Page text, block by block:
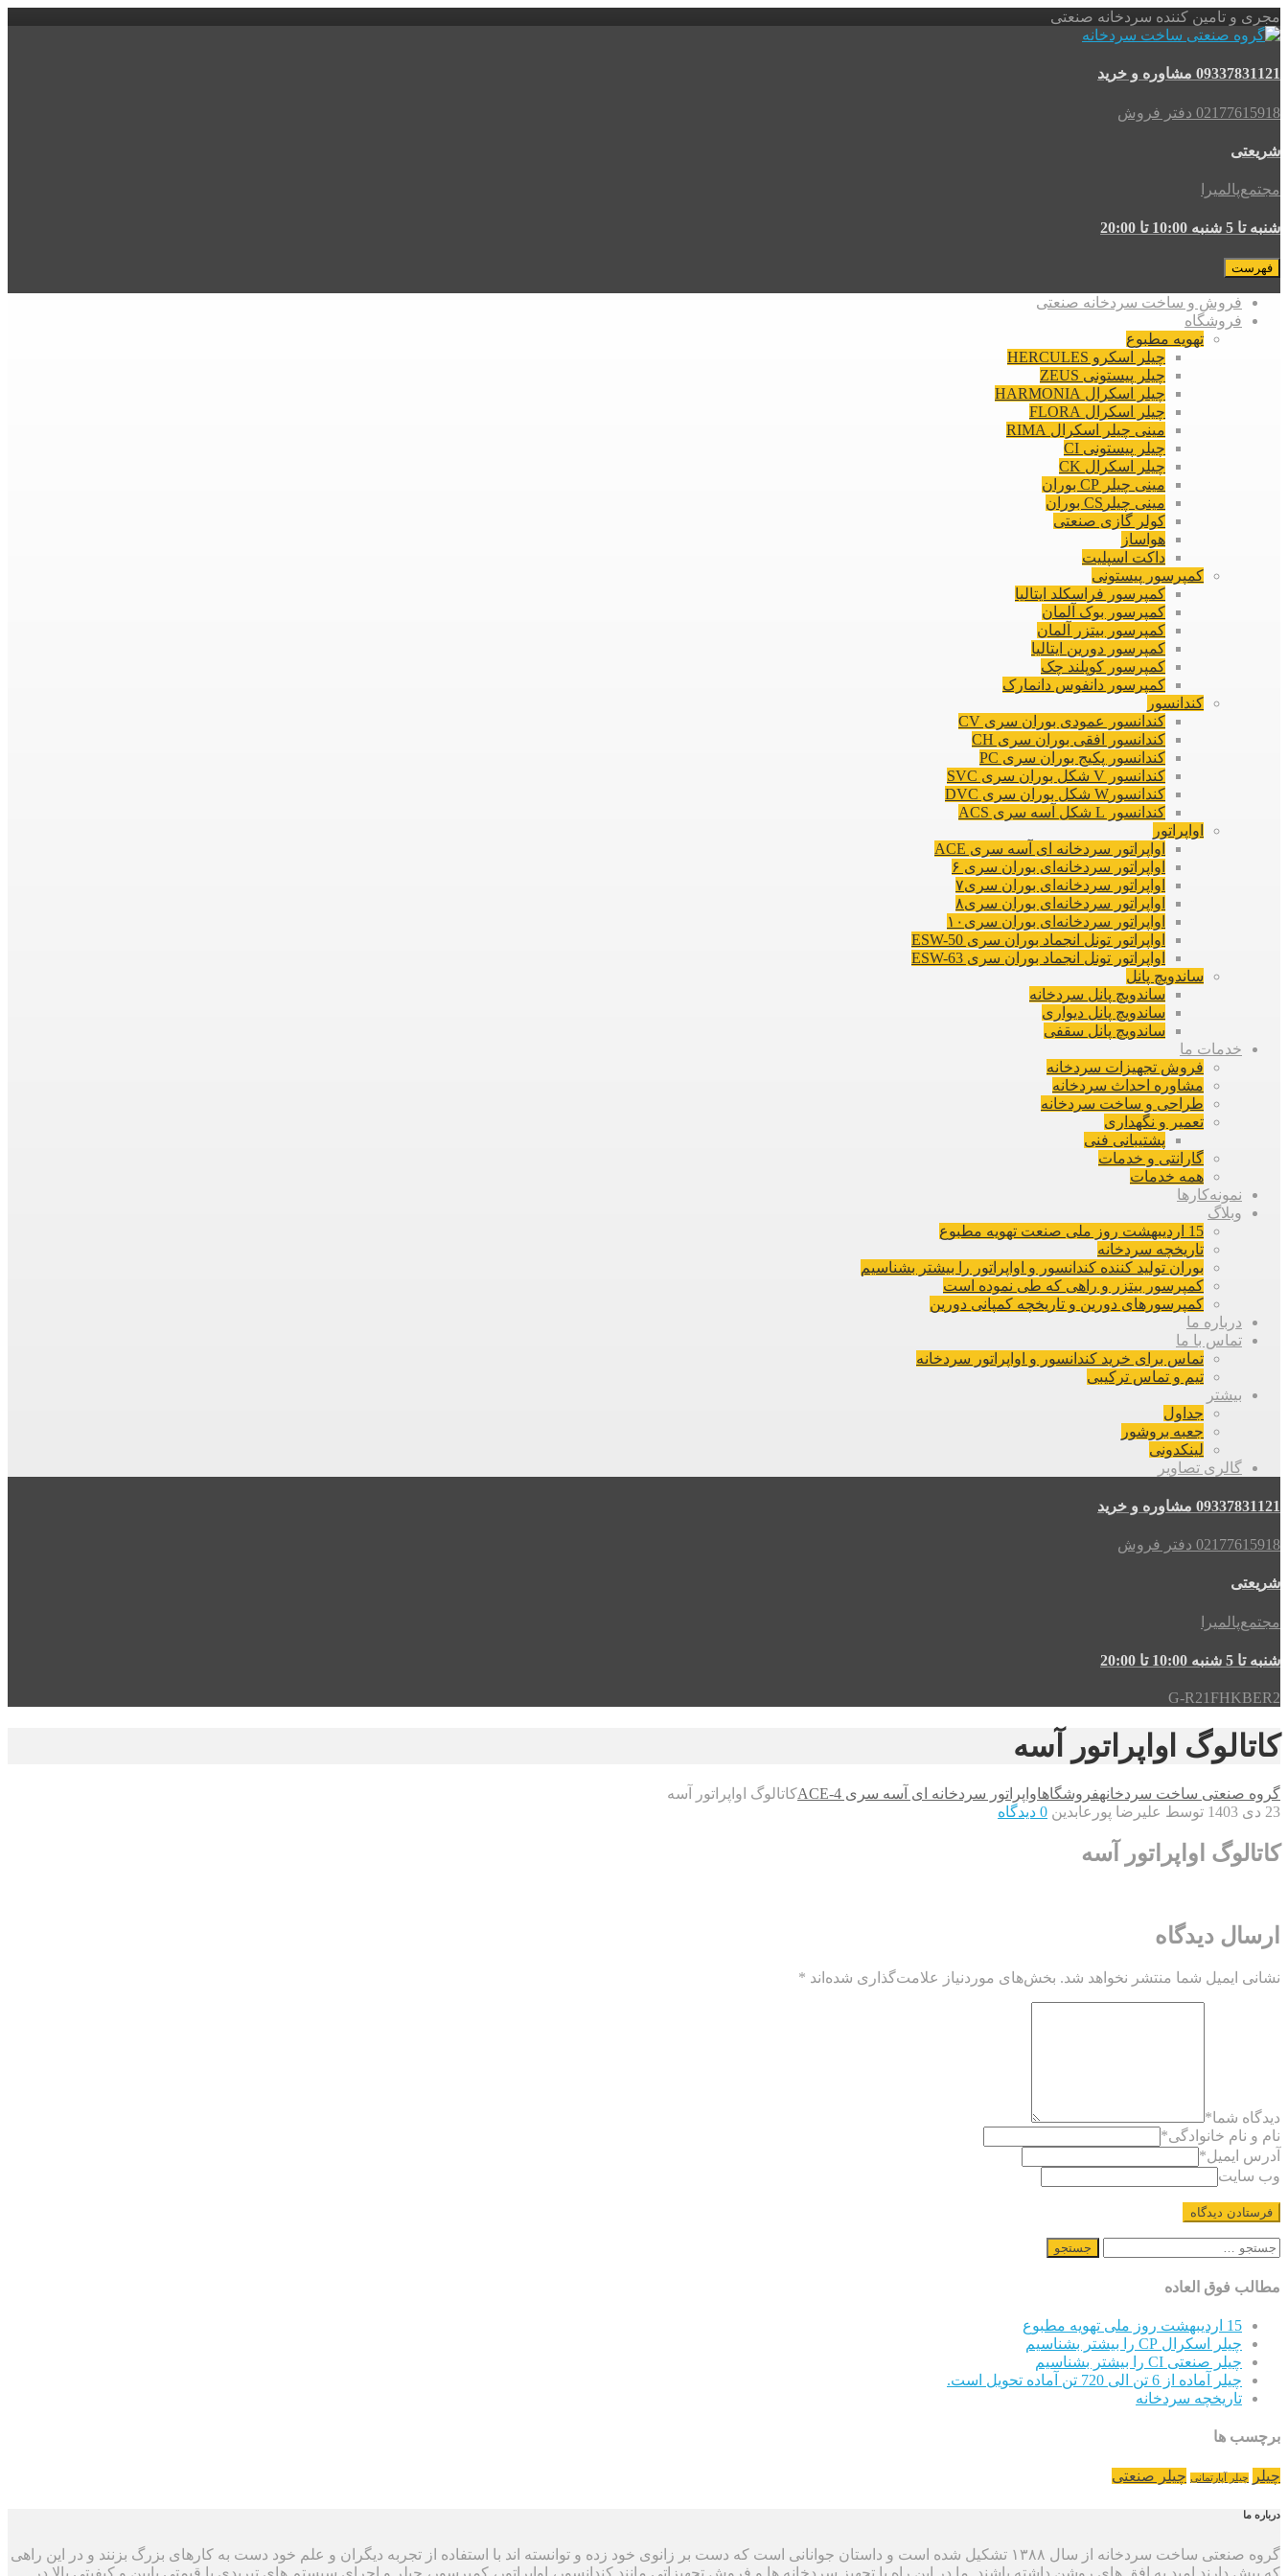
مجری و تامین کننده سردخانه صنعتی
09337831121 مشاوره و خرید
02177615918 دفتر فروش
شریعتی
مجتمع‌پالمیرا
شنبه تا 5 شنبه 10:00 تا 20:00
فهرست
فروش و ساخت سردخانه صنعتی
فروشگاه
تهویه مطبوع
چیلر اسکرو HERCULES
چیلر پیستونی ZEUS
چیلر اسکرال HARMONIA
چیلر اسکرال FLORA
مینی چیلر اسکرال RIMA
چیلر پیستونی CI
چیلر اسکرال CK
مینی چیلر CP بوران
مینی چیلرCS بوران
کولر گازی صنعتی
هواساز
داکت اسپلیت
کمپرسور پیستونی
کمپرسور فراسکلد ایتالیا
کمپرسور بوک آلمان
کمپرسور بیتزر آلمان
کمپرسور دورین ایتالیا
کمپرسور کوپلند چک
کمپرسور دانفوس دانمارک
کندانسور
کندانسور عمودی بوران سری CV
کندانسور افقی بوران سری CH
کندانسور پکیج بوران سری PC
کندانسور V شکل بوران سری SVC
کندانسورW شکل بوران سری DVC
کندانسور L شکل آسه سری ACS
اواپراتور
اواپراتور سردخانه ای آسه سری ACE
اواپراتور سردخانه‌ای بوران سری ۶
اواپراتور سردخانه‌ای بوران سری۷
اواپراتور سردخانه‌ای بوران سری۸
اواپراتور سردخانه‌ای بوران سری۱۰
اواپراتور تونل انجماد بوران سری ESW-50
اواپراتور تونل انجماد بوران سری ESW-63
ساندویچ پانل
ساندویچ پانل سردخانه
ساندویچ پانل دیواری
ساندویچ پانل سقفی
خدمات ما
فروش تجهیزات سردخانه
مشاوره احداث سردخانه
طراحی و ساخت سردخانه
تعمیر و نگهداری
پشتیبانی فنی
گارانتی و خدمات
همه خدمات
نمونه‌کارها
وبلاگ
15 اردیبهشت روز ملی صنعت تهویه مطبوع
تاریخچه سردخانه
بوران تولید کننده کندانسور و اواپراتور را بیشتر بشناسیم
کمپرسور بیتزر و راهی که طی نموده است
کمپرسورهای دورین و تاریخچه کمپانی دورین
درباره ما
تماس با ما
تماس برای خرید کندانسور و اواپراتور سردخانه
تیم و تماس ترکیبی
بیشتر
جداول
جعبه بروشور
لینکدونی
گالری تصاویر
09337831121 مشاوره و خرید
02177615918 دفتر فروش
شریعتی
مجتمع‌پالمیرا
شنبه تا 5 شنبه 10:00 تا 20:00
G-R21FHKBER2
کاتالوگ اواپراتور آسه
گروه صنعتی ساخت سردخانهفروشگاهاواپراتور سردخانه ای آسه سری ACE-4
کاتالوگ اواپراتور آسه
23 دی 1403
توسط علیرضا پورعابدین 0 دیدگاه
کاتالوگ اواپراتور آسه
ارسال دیدگاه
نشانی ایمیل شما منتشر نخواهد شد. بخش‌های موردنیاز علامت‌گذاری شده‌اند *
دیدگاه شما*
نام و نام خانوادگی*
آدرس ایمیل*
وب سایت
جستجو
مطالب فوق العاده
15 اردیبهشت روز ملی تهویه مطبوع
چیلر اسکرال CP را بیشتر بشناسیم
چیلر صنعتی CI را بیشتر بشناسیم
چیلر آماده از 6 تن الی 720 تن آماده تحویل است.
تاریخچه سردخانه
برچسب ها
چیلر چیلر آپارتمانی چیلر صنعتی
درباره ما
گروه صنعتی ساخت سردخانه از سال ۱۳۸۸ تشکیل شده است و داستان جوانانی است که دست بر زانوی خود زده و توانسته اند با استفاده از تجربه دیگران و علم خود دست به کارهای بزرگ بزنند و در این راهی
که پیش دارند امید به افق های روشن داشته باشند. ما در این راه با تجهیز سردخانه ها و فروش تجهیزاتی مانند کندانسور، اواپراتور، کمپرسور، چیلر و اجرای سیستم های تبریدی با قیمتی پایین و کیفیتی بالا در